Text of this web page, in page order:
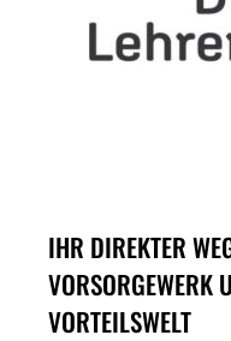
IHR DIREKTER
VORSORGEWERK
VORTEILSWELT